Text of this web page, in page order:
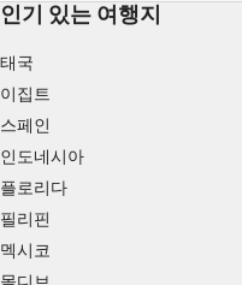
인기 있는 여행지
태국
이집트
스페인
인도네시아
플로리다
필리핀
멕시코
Create profiles for
advertising
Create profiles to
Use profiles to select